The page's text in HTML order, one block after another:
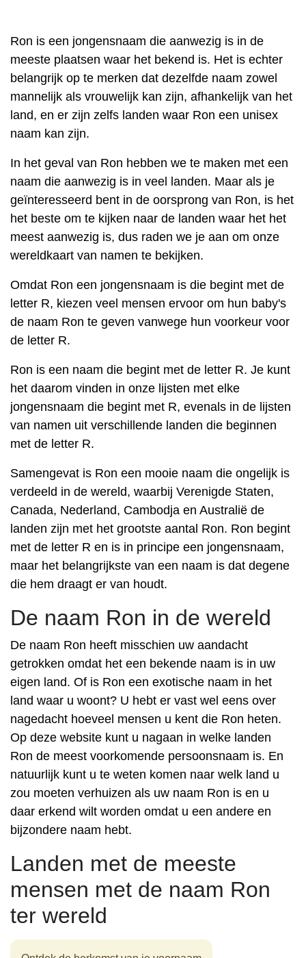
Ron is een jongensnaam die aanwezig is in de
meeste plaatsen waar het bekend is. Het is echter
belangrijk op te merken dat dezelfde naam zowel
mannelijk als vrouwelijk kan zijn, afhankelijk van het
land, en er zijn zelfs landen waar Ron een unisex
naam kan zijn.
In het geval van Ron hebben we te maken met een
naam die aanwezig is in veel landen. Maar als je
geïnteresseerd bent in de oorsprong van Ron, is het
het beste om te kijken naar de landen waar het het
meest aanwezig is, dus raden we je aan om onze
wereldkaart van namen te bekijken.
Omdat Ron een jongensnaam is die begint met de
letter R, kiezen veel mensen ervoor om hun baby's
de naam Ron te geven vanwege hun voorkeur voor
de letter R.
Ron is een naam die begint met de letter R. Je kunt
het daarom vinden in onze lijsten met elke
jongensnaam die begint met R, evenals in de lijsten
van namen uit verschillende landen die beginnen
met de letter R.
Samengevat is Ron een mooie naam die ongelijk is
verdeeld in de wereld, waarbij Verenigde Staten,
Canada, Nederland, Cambodja en Australië de
landen zijn met het grootste aantal Ron. Ron begint
met de letter R en is in principe een jongensnaam,
maar het belangrijkste van een naam is dat degene
die hem draagt er van houdt.
De naam Ron in de wereld
De naam Ron heeft misschien uw aandacht
getrokken omdat het een bekende naam is in uw
eigen land. Of is Ron een exotische naam in het
land waar u woont? U hebt er vast wel eens over
nagedacht hoeveel mensen u kent die Ron heten.
Op deze website kunt u nagaan in welke landen
Ron de meest voorkomende persoonsnaam is. En
natuurlijk kunt u te weten komen naar welk land u
zou moeten verhuizen als uw naam Ron is en u
daar erkend wilt worden omdat u een andere en
bijzondere naam hebt.
Landen met de meeste
mensen met de naam Ron
ter wereld